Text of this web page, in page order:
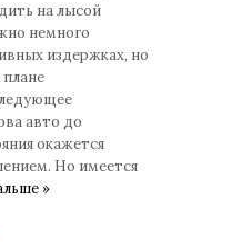
на лысой
немного
издержках, но
плане
авто до
окажется
Но имеется
»